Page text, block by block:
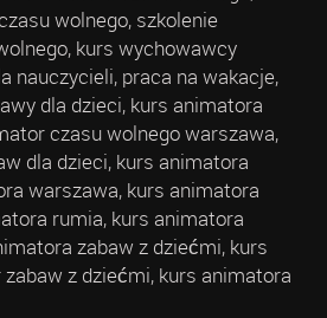
wolnego, szkolenie
kurs wychowawcy
nauczycieli, praca na wakacje,
dla dzieci, kurs animatora
czasu wolnego warszawa,
dla dzieci, kurs animatora
warszawa, kurs animatora
rumia, kurs animatora
zabaw z dziećmi, kurs
z dziećmi, kurs animatora